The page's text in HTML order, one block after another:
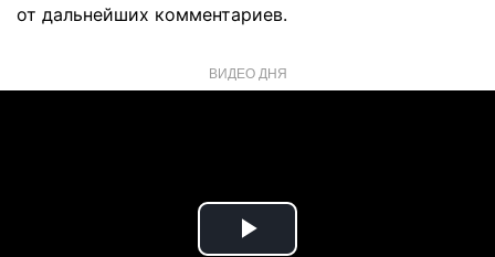
от дальнейших комментариев.
ВИДЕО ДНЯ